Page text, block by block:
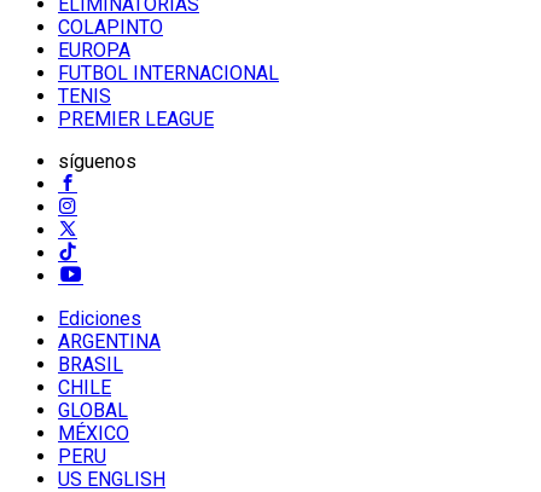
COLAPINTO
EUROPA
FUTBOL INTERNACIONAL
TENIS
PREMIER LEAGUE
síguenos
Ediciones
ARGENTINA
BRASIL
CHILE
GLOBAL
MÉXICO
PERU
US ENGLISH